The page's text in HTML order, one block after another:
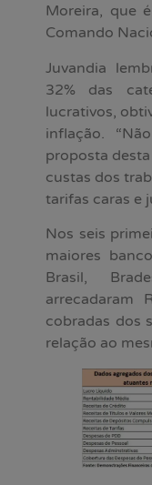
Moreira, que
Comando
Juvandia
32% das
lucrativos,
inflação.
proposta
custas dos
tarifas caras e
Nos seis
maiores
Brasil,
arrecadaram
cobradas dos
relação ao